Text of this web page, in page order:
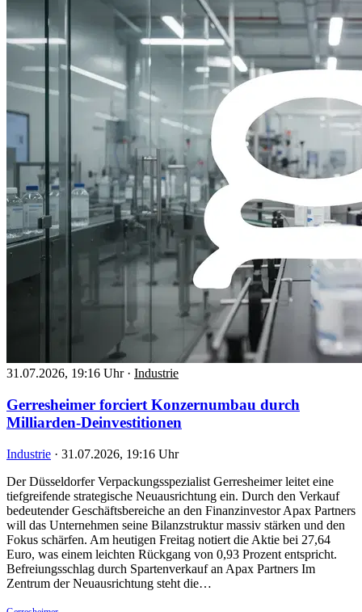
31.07.2026, 19:16 Uhr · Industrie
Gerresheimer forciert Konzernumbau durch
Milliarden-Deinvestitionen
Industrie · 31.07.2026, 19:16 Uhr
Der Düsseldorfer Verpackungsspezialist Gerresheimer leitet eine
tiefgreifende strategische Neuausrichtung ein. Durch den Verkauf
bedeutender Geschäftsbereiche an den Finanzinvestor Apax Partners
will das Unternehmen seine Bilanzstruktur massiv stärken und den
Fokus schärfen. Am heutigen Freitag notiert die Aktie bei 27,64
Euro, was einem leichten Rückgang von 0,93 Prozent entspricht.
Befreiungsschlag durch Spartenverkauf an Apax Partners Im
Zentrum der Neuausrichtung steht die…